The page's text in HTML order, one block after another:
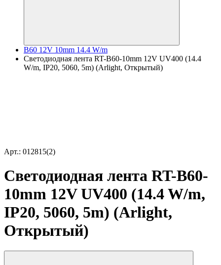
B60 12V 10mm 14.4 W/m
Светодиодная лента RT-B60-10mm 12V UV400 (14.4
W/m, IP20, 5060, 5m) (Arlight, Открытый)
Арт.: 012815(2)
Светодиодная лента RT-B60-
10mm 12V UV400 (14.4 W/m,
IP20, 5060, 5m) (Arlight,
Открытый)